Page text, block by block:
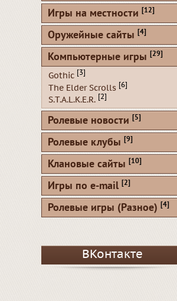
Игры на местности [12]
Оружейные сайты [4]
Компьютерные игры [29]
Gothic [3]
The Elder Scrolls [6]
S.T.A.L.K.E.R. [2]
Ролевые новости [5]
Ролевые клубы [9]
Клановые сайты [10]
Игры по e-mail [2]
Ролевые игры (Разное) [4]
ВКонтакте